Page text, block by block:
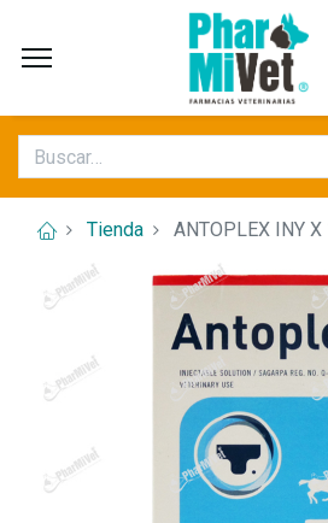
Tienda ANTOPLEX INY